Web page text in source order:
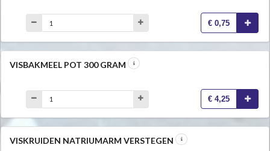
€ 0,75
VISBAKMEEL POT 300 GRAM
€ 4,25
VISKRUIDEN NATRIUMARM VERSTEGEN